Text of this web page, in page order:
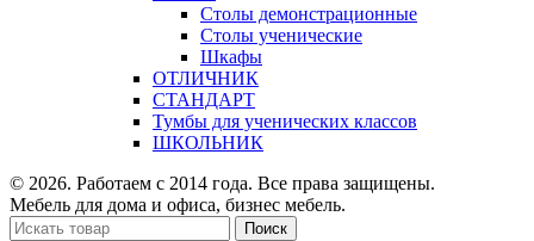
Столы демонстрационные
Столы ученические
Шкафы
ОТЛИЧНИК
СТАНДАРТ
Тумбы для ученических классов
ШКОЛЬНИК
© 2026. Работаем с 2014 года. Все права защищены.
Мебель для дома и офиса, бизнес мебель.
Поиск